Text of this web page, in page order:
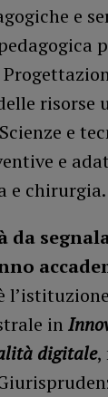
e
risorse
e
e
e chirurgia.
da
in
digitale,